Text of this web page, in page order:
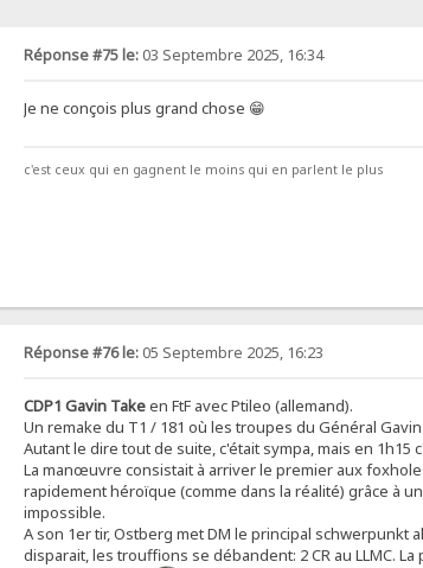
Réponse #75 le:03 Septembre 2025, 16:34
Je ne conçois plus grand chose 😁
c'est ceux qui en gagnent le moins qui en parlent le plus
Réponse #76 le:05 Septembre 2025, 16:23
CDP1 Gavin Takeen FtF avec Ptileo (allemand).
Un remake du T1 / 181 où les troupes du Général
Autant le dire tout de suite, c'était sympa, mais en 1h15
La manœuvre consistait à arriver le premier aux
rapidement héroïque (comme dans la réalité) grâce à
impossible.
A son 1er tir, Ostberg met DM le principal schwerpunkt
disparait, les trouffions se débandent: 2 CR au LLMC.